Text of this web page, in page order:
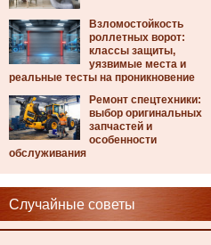
Взломостойкость
роллетных ворот:
классы защиты,
уязвимые места и
реальные тесты на проникновение
Ремонт спецтехники:
выбор оригинальных
запчастей и
особенности
обслуживания
Случайные советы